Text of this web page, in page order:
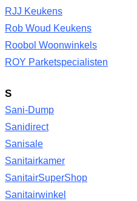
RJJ Keukens
Rob Woud Keukens
Roobol Woonwinkels
ROY Parketspecialisten
S
Sani-Dump
Sanidirect
Sanisale
Sanitairkamer
SanitairSuperShop
Sanitairwinkel